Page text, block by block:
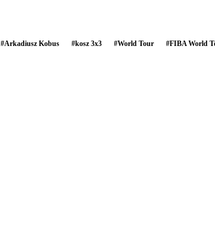
#Arkadiusz Kobus #kosz 3x3 #World Tour #FIBA World